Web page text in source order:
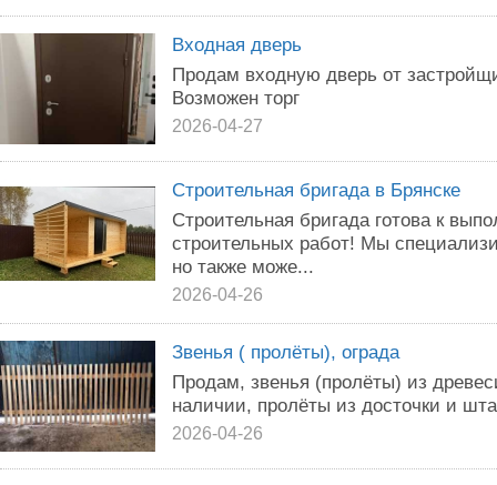
Входная дверь
Продам входную дверь от
Возможен торг
2026-04-27
Строительная бригада в Брянске
Строительная бригада готова к
строительных работ! Мы
но также може...
2026-04-26
Звенья ( пролёты), ограда
Продам, звенья (пролёты) из
наличии, пролёты из досточки и
2026-04-26